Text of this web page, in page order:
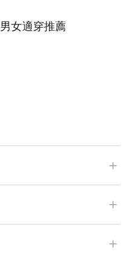
男女適穿推薦